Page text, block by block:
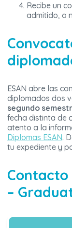
Recibe un
admitido, o
ESAN abre las
diplomados dos
segundo
fecha distinta de
atento a la
Diplomas ESAN.
tu expediente y
Contacto
–